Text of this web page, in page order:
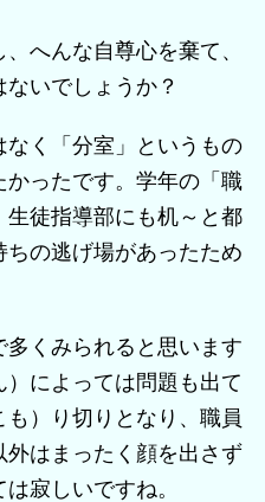
へんな自尊心を棄て、
いでしょうか？
く「分室」というもの
ったです。学年の「職
生徒指導部にも机～と都
の逃げ場があったため
くみられると思います
によっては問題も出て
）り切りとなり、職員
はまったく顔を出さず
寂しいですね。